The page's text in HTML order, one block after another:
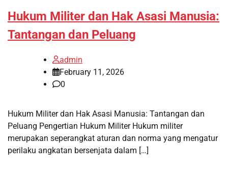
Hukum Militer dan Hak Asasi Manusia:
Tantangan dan Peluang
admin
February 11, 2026
0
Hukum Militer dan Hak Asasi Manusia: Tantangan dan
Peluang Pengertian Hukum Militer Hukum militer
merupakan seperangkat aturan dan norma yang mengatur
perilaku angkatan bersenjata dalam […]